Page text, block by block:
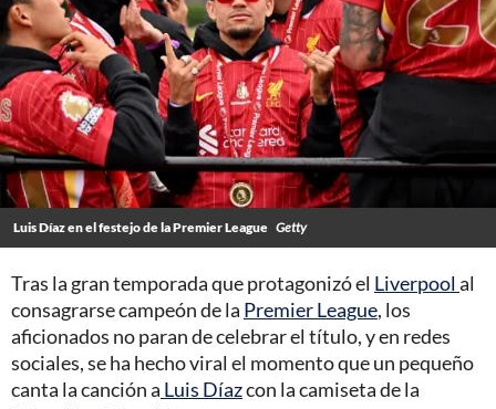
Luis Díaz en el festejo de la Premier League Getty
Tras la gran temporada que protagonizó el Liverpoolal
consagrarse campeón de la Premier League, los
aficionados no paran de celebrar el título, y en redes
sociales, se ha hecho viral el momento que un pequeño
canta la canción a Luis Díazcon la camiseta de la